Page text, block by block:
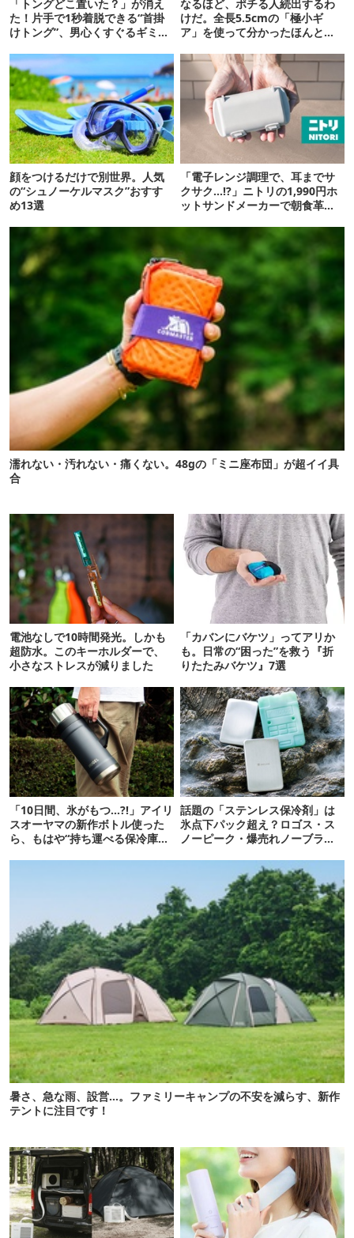
「トングどこ置いた？」が消え
た！片手で1秒着脱できる“首掛
けトング”、男心くすぐるギミッ
なるほど、ポチる人続出するわ
けだ。全長5.5cmの「極小ギ
ア」を使って分かったほんとの
顔をつけるだけで別世界。人気
の“シュノーケルマスク”おすす
め13選
「電子レンジ調理で、耳までサ
クサク…!?」ニトリの1,990円ホ
ットサンドメーカーで朝食革命
濡れない・汚れない・痛くない。48gの「ミニ座布団」が超イイ具
合
電池なしで10時間発光。しかも
超防水。このキーホルダーで、
小さなストレスが減りました
「カバンにバケツ」ってアリか
も。日常の“困った”を救う『折
りたたみバケツ』7選
「10日間、氷がもつ…?!」アイリ
スオーヤマの新作ボトル使った
ら、もはや“持ち運べる保冷庫
話題の「ステンレス保冷剤」は
氷点下パック超え？ロゴス・ス
ノーピーク・爆売れノーブラン
暑さ、急な雨、設営…。ファミリーキャンプの不安を減らす、新作
テントに注目です！